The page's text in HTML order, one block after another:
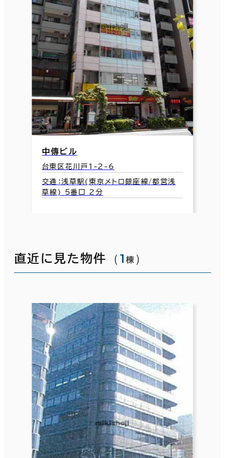
中傳ビル
台東区花川戸1-2-6
交通：浅草駅(東京メトロ銀座線/都営浅
草線) 5番口 2分
直近に見た物件 （1 棟 ）